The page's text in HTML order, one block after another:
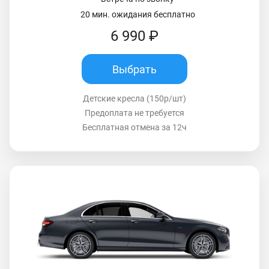
20 мин. ожидания бесплатно
6 990 ₽
Выбрать
Детские кресла (150р/шт)
Предоплата не требуется
Бесплатная отмена за 12ч